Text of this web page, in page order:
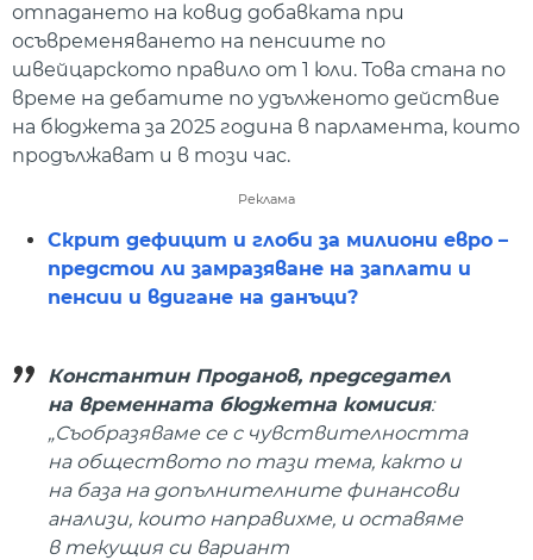
отпадането на ковид добавката при
осъвременяването на пенсиите по
швейцарското правило от 1 юли. Това стана по
време на дебатите по удълженото действие
на бюджета за 2025 година в парламента, които
продължават и в този час.
Реклама
Скрит дефицит и глоби за милиони евро –
предстои ли замразяване на заплати и
пенсии и вдигане на данъци?
Константин Проданов, председател
на временната бюджетна комисия:
„Съобразяваме се с чувствителността
на обществото по тази тема, както и
на база на допълнителните финансови
анализи, които направихме, и оставяме
в текущия си вариант